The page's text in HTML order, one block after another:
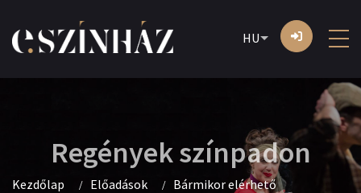
HU
Regények színpadon
Kezdőlap Előadások
Bármikor elérhető